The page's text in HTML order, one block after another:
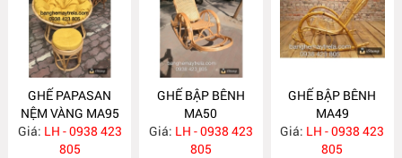
GHẾ PAPASAN
NỆM VÀNG MA95
Giá: LH - 0938 423
805
GHẾ BẬP BÊNH
MA50
Giá: LH - 0938 423
805
GHẾ BẬP BÊNH
MA49
Giá: LH - 0938 423
805